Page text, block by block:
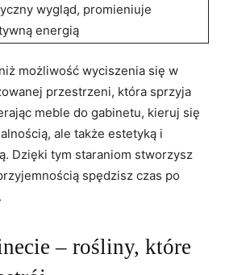
wygląd, promieniuje
energią
możliwość wyciszenia się w
przestrzeni, która sprzyja
meble do gabinetu, kieruj się
ale także estetyką i
Dzięki tym staraniom stworzysz
spędzisz czas po
– rośliny, które